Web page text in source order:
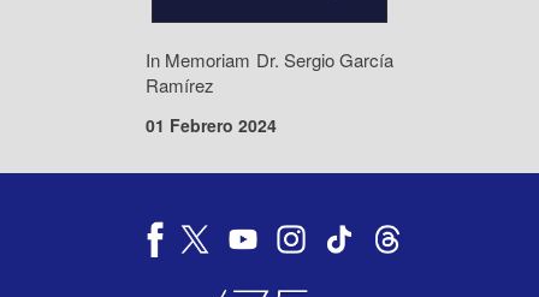
In Memoriam Dr. Sergio García
Ramírez
01 Febrero 2024